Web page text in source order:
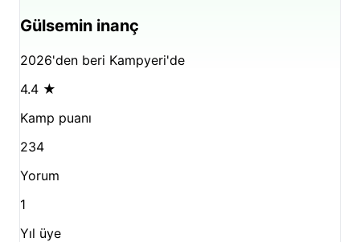
Gülsemin inanç
2026'den beri Kampyeri'de
4.4 ★
Kamp puanı
234
Yorum
1
Yıl üye